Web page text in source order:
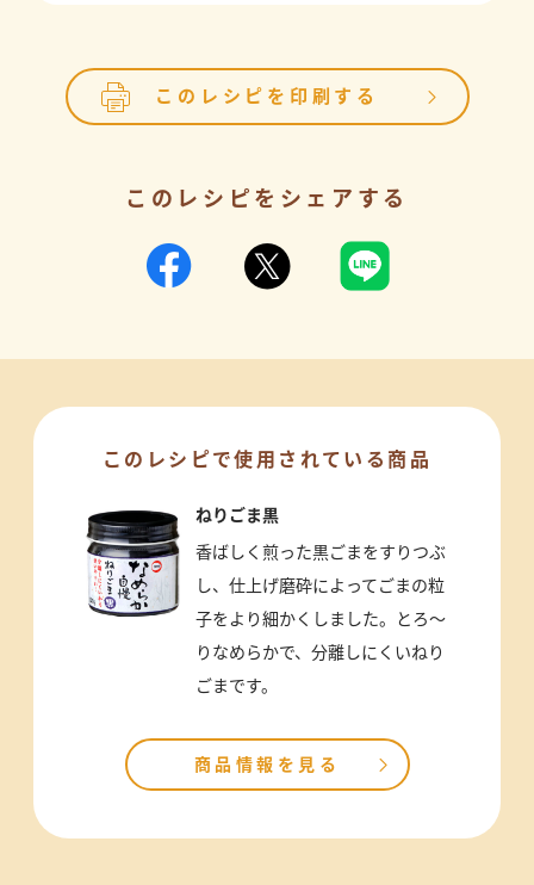
このレシピを印刷する
このレシピをシェアする
このレシピで使用されている商品
ねりごま黒
香ばしく煎った黒ごまをすりつぶ
し、仕上げ磨砕によってごまの粒
子をより細かくしました。とろ～
りなめらかで、分離しにくいねり
ごまです。
商品情報を見る